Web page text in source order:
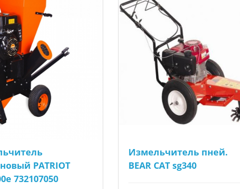
PATRIOT
732107050
Измельчитель пней.
BEAR CAT sg340